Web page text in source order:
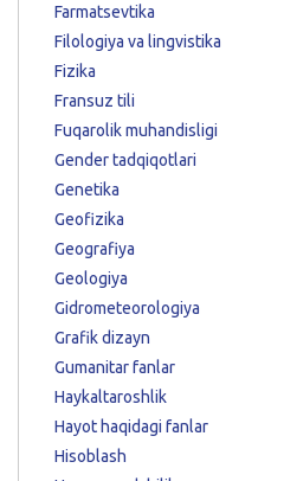
Farmatsevtika
Filologiya va lingvistika
Fizika
Fransuz tili
Fuqarolik muhandisligi
Gender tadqiqotlari
Genetika
Geofizika
Geografiya
Geologiya
Gidrometeorologiya
Grafik dizayn
Gumanitar fanlar
Haykaltaroshlik
Hayot haqidagi fanlar
Hisoblash